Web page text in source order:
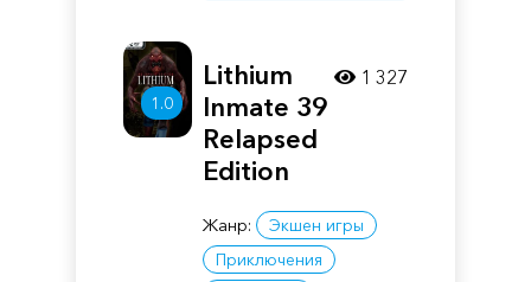
1.0
Lithium
Inmate 39
Relapsed
Edition
Жанр:
Экшен игры
Приключения
1 327